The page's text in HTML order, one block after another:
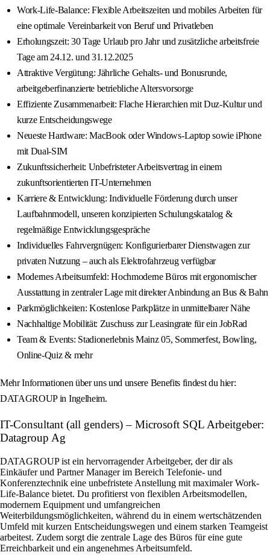
Work-Life-Balance: Flexible Arbeitszeiten und mobiles Arbeiten für
eine optimale Vereinbarkeit von Beruf und Privatleben
Erholungszeit: 30 Tage Urlaub pro Jahr und zusätzliche arbeitsfreie
Tage am 24.12. und 31.12.2025
Attraktive Vergütung: Jährliche Gehalts- und Bonusrunde,
arbeitgeberfinanzierte betriebliche Altersvorsorge
Effiziente Zusammenarbeit: Flache Hierarchien mit Duz-Kultur und
kurze Entscheidungswege
Neueste Hardware: MacBook oder Windows-Laptop sowie iPhone
mit Dual-SIM
Zukunftssicherheit: Unbefristeter Arbeitsvertrag in einem
zukunftsorientierten IT-Unternehmen
Karriere & Entwicklung: Individuelle Förderung durch unser
Laufbahnmodell, unseren konzipierten Schulungskatalog &
regelmäßige Entwicklungsgespräche
Individuelles Fahrvergnügen: Konfigurierbarer Dienstwagen zur
privaten Nutzung – auch als Elektrofahrzeug verfügbar
Modernes Arbeitsumfeld: Hochmoderne Büros mit ergonomischer
Ausstattung in zentraler Lage mit direkter Anbindung an Bus & Bahn
Parkmöglichkeiten: Kostenlose Parkplätze in unmittelbarer Nähe
Nachhaltige Mobilität: Zuschuss zur Leasingrate für ein JobRad
Team & Events: Stadionerlebnis Mainz 05, Sommerfest, Bowling,
Online-Quiz & mehr
Mehr Informationen über uns und unsere Benefits findest du hier:
DATAGROUP in Ingelheim.
IT-Consultant (all genders) – Microsoft SQL Arbeitgeber:
Datagroup Ag
DATAGROUP ist ein hervorragender Arbeitgeber, der dir als
Einkäufer und Partner Manager im Bereich Telefonie- und
Konferenztechnik eine unbefristete Anstellung mit maximaler Work-
Life-Balance bietet. Du profitierst von flexiblen Arbeitsmodellen,
modernem Equipment und umfangreichen
Weiterbildungsmöglichkeiten, während du in einem wertschätzenden
Umfeld mit kurzen Entscheidungswegen und einem starken Teamgeist
arbeitest. Zudem sorgt die zentrale Lage des Büros für eine gute
Erreichbarkeit und ein angenehmes Arbeitsumfeld.